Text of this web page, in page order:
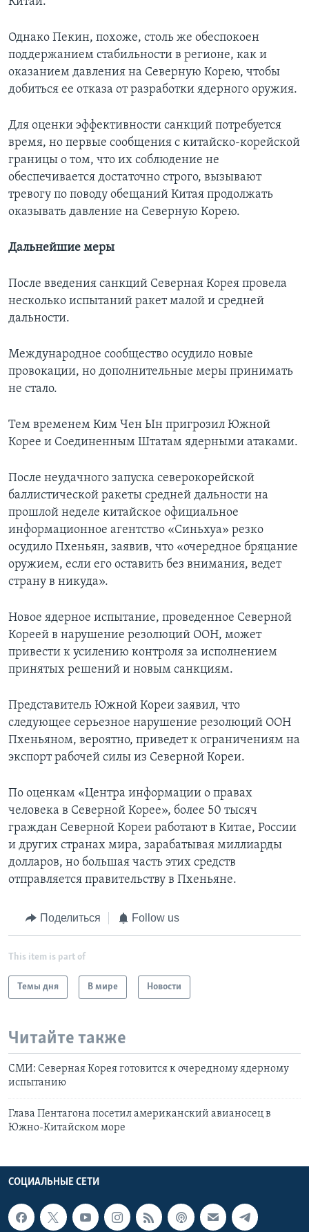
Однако Пекин, похоже, столь же обеспокоен
поддержанием стабильности в регионе, как и
оказанием давления на Северную Корею, чтобы
добиться ее отказа от разработки ядерного оружия.
Для оценки эффективности санкций потребуется
время, но первые сообщения с китайско-корейской
границы о том, что их соблюдение не
обеспечивается достаточно строго, вызывают
тревогу по поводу обещаний Китая продолжать
оказывать давление на Северную Корею.
Дальнейшие меры
После введения санкций Северная Корея провела
несколько испытаний ракет малой и средней
дальности.
Международное сообщество осудило новые
провокации, но дополнительные меры принимать
не стало.
Тем временем Ким Чен Ын пригрозил Южной
Корее и Соединенным Штатам ядерными атаками.
После неудачного запуска северокорейской
баллистической ракеты средней дальности на
прошлой неделе китайское официальное
информационное агентство «Синьхуа» резко
осудило Пхеньян, заявив, что «очередное бряцание
оружием, если его оставить без внимания, ведет
страну в никуда».
Новое ядерное испытание, проведенное Северной
Кореей в нарушение резолюций ООН, может
привести к усилению контроля за исполнением
принятых решений и новым санкциям.
Представитель Южной Кореи заявил, что
следующее серьезное нарушение резолюций ООН
Пхеньяном, вероятно, приведет к ограничениям на
экспорт рабочей силы из Северной Кореи.
По оценкам «Центра информации о правах
человека в Северной Корее», более 50 тысяч
граждан Северной Кореи работают в Китае, России
и других странах мира, зарабатывая миллиарды
долларов, но большая часть этих средств
отправляется правительству в Пхеньяне.
Поделиться Follow us
This item is part of
Темы дня В мире Новости
Читайте также
СМИ: Северная Корея готовится к очередному ядерному
испытанию
Глава Пентагона посетил американский авианосец в
Южно-Китайском море
СОЦИАЛЬНЫЕ СЕТИ